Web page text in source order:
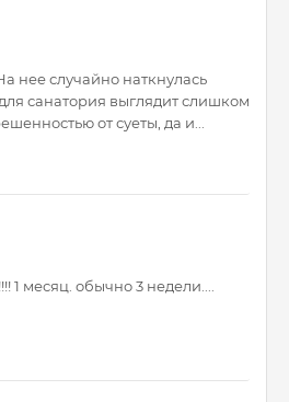
нее случайно наткнулась
санатория выглядит слишком
от суеты, да и...
1 месяц. обычно 3 недели....